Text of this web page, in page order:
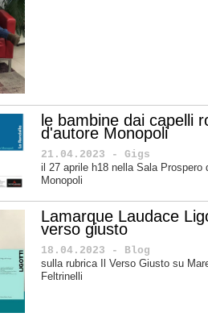
le bambine dai capelli
d'autore Monopoli
21.04.2023 - Gigs
il 27 aprile h18 nella Sala Prospero
Monopoli
Lamarque Laudace
verso giusto
18.04.2023 - Blog
sulla rubrica Il Verso Giusto su
Feltrinelli